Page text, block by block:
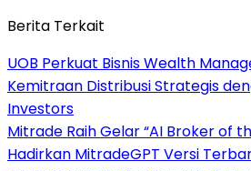
Berita Terkait
UOB Perkuat Bisnis Wealth
Kemitraan Distribusi Strategis
Investors
Mitrade Raih Gelar “AI Broker of
Hadirkan MitradeGPT Versi